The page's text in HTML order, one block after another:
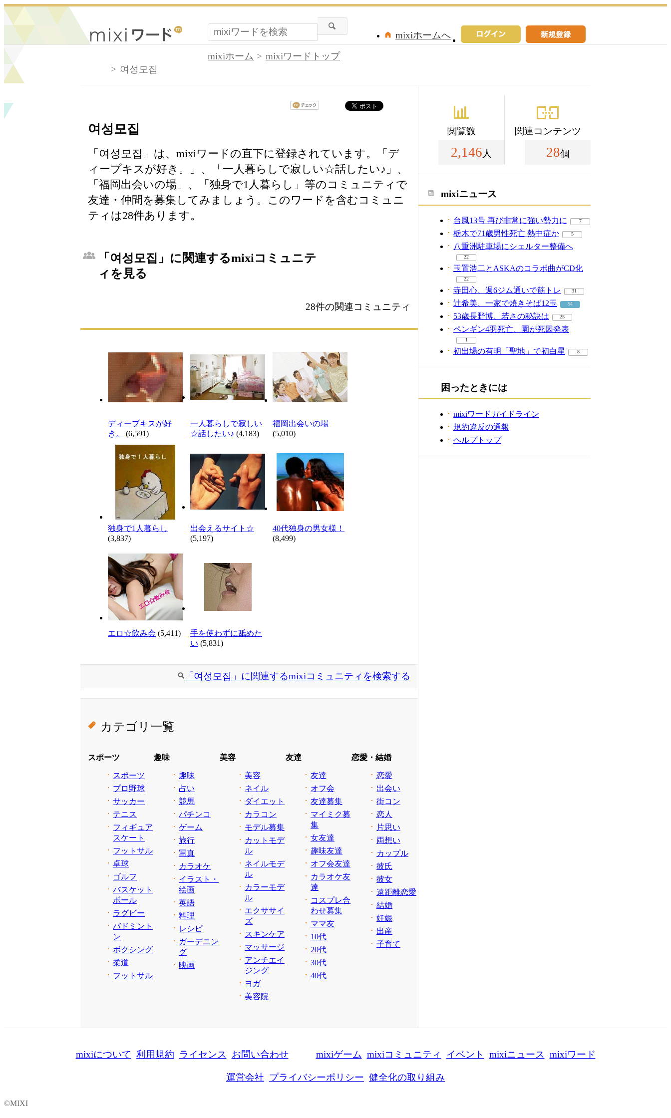
mixiホームへ
mixiホーム
mixiワードトップ
여성모집
여성모집
「여성모집」は、mixiワードの直下に登録されています。「デ
ィープキスが好き。」、「一人暮らしで寂しい☆話したい♪」、
「福岡出会いの場」、「独身で1人暮らし」等のコミュニティで
友達・仲間を募集してみましょう。このワードを含むコミュニ
ティは28件あります。
「여성모집」に関連するmixiコミュニテ
ィを見る
28件の関連コミュニティ
ディープキスが好
き。
(6,591)
一人暮らしで寂しい
☆話したい♪ (4,183)
福岡出会いの場
(5,010)
独身で1人暮らし
(3,837)
出会えるサイト☆
(5,197)
40代独身の男女様！
(8,499)
エロ☆飲み会 (5,411)
手を使わずに舐めた
い (5,831)
「여성모집」に関連するmixiコミュニティを検索する
カテゴリ一覧
スポーツ
スポーツ
プロ野球
サッカー
テニス
フィギュア
スケート
フットサル
卓球
ゴルフ
バスケット
ボール
ラグビー
バドミント
ン
ボクシング
柔道
フットサル
趣味
趣味
占い
競馬
パチンコ
ゲーム
旅行
写真
カラオケ
イラスト・
絵画
英語
料理
レシピ
ガーデニン
グ
映画
美容
美容
ネイル
ダイエット
カラコン
モデル募集
カットモデ
ル
ネイルモデ
ル
カラーモデ
ル
エクササイ
ズ
スキンケア
マッサージ
アンチエイ
ジング
ヨガ
美容院
友達
友達
オフ会
友達募集
マイミク募
集
女友達
趣味友達
オフ会友達
カラオケ友
達
コスプレ合
わせ募集
ママ友
10代
20代
30代
40代
恋愛・結婚
恋愛
出会い
街コン
恋人
片思い
両想い
カップル
彼氏
彼女
遠距離恋愛
結婚
妊娠
出産
子育て
閲覧数
2,146 人
関連コンテンツ
28個
mixiニュース
台風13号 再び非常に強い勢力に 7
栃木で71歳男性死亡 熱中症か 5
八重洲駐車場にシェルター整備へ
22
玉置浩二とASKAのコラボ曲がCD化
22
寺田心、週6ジム通いで筋トレ 31
辻希美、一家で焼きそば12玉 54
53歳長野博、若さの秘訣は 25
ペンギン4羽死亡、園が死因発表
1
初出場の有明「聖地」で初白星 8
困ったときには
mixiワードガイドライン
規約違反の通報
ヘルプトップ
mixiについて 利用規約 ライセンス お問い合わせ mixiゲーム mixiコミュニティ イベント mixiニュース mixiワード
運営会社 プライバシーポリシー 健全化の取り組み
©MIXI